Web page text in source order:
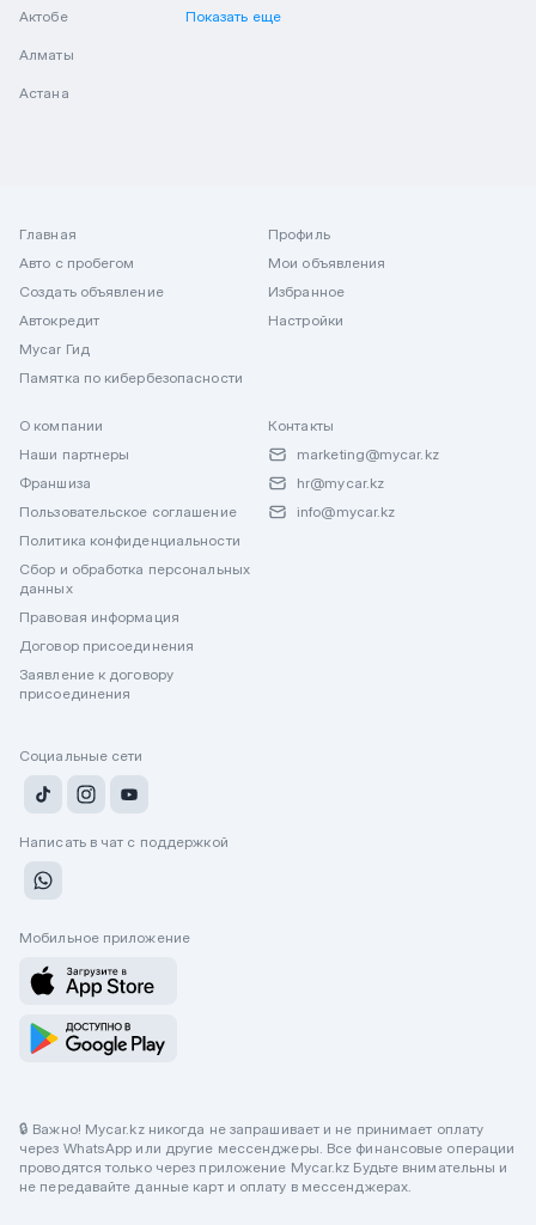
Актобе
Алматы
Астана
Показать еще
Главная
Авто с пробегом
Создать объявление
Автокредит
Mycar Гид
Памятка по кибербезопасности
Профиль
Мои объявления
Избранное
Настройки
О компании
Наши партнеры
Франшиза
Пользовательское соглашение
Политика конфиденциальности
Сбор и обработка персональных
данных
Правовая информация
Договор присоединения
Заявление к договору
присоединения
Контакты
marketing@mycar.kz
hr@mycar.kz
info@mycar.kz
Социальные сети
Написать в чат с поддержкой
Мобильное приложение
🔒 Важно! Mycar.kz никогда не запрашивает и не принимает оплату
через WhatsApp или другие мессенджеры. Все финансовые операции
проводятся только через приложение Mycar.kz Будьте внимательны и
не передавайте данные карт и оплату в мессенджерах.